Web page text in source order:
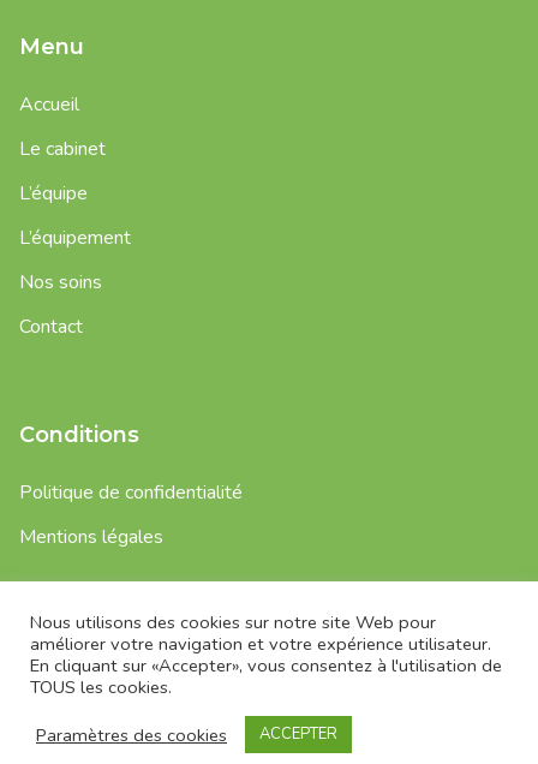
Menu
Accueil
Le cabinet
L’équipe
L’équipement
Nos soins
Contact
Conditions
Politique de confidentialité
Mentions légales
Copyright © 2022 Cabinet dentaire De Coron – Tous droits
réservés.
Site internetVisuel & Développement
Studio RUBICOM
; | Crédits photosVisuel & Développement
| Architecte Ronan Martin
Nous utilisons des cookies sur notre site Web pour
améliorer votre navigation et votre expérience utilisateur.
En cliquant sur «Accepter», vous consentez à l'utilisation de
TOUS les cookies.
Paramètres des cookies
ACCEPTER